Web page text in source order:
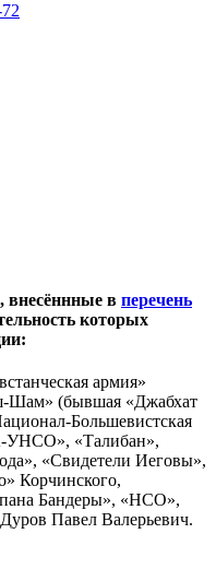
внесённные в перечень
которых
армия»
(бывшая «Джабхат
Большевистская
УНСО», «Талибан»,
«Свидетели Иеговы»,
Корчинского,
Бандеры», «НСО»,
Павел Валерьевич.